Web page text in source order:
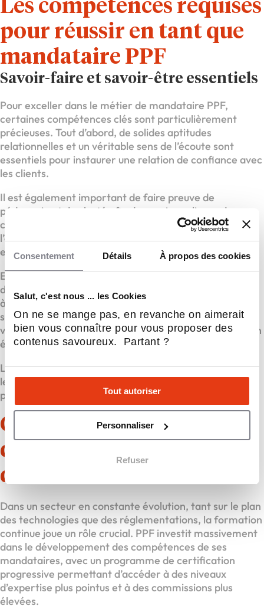
Consentement Détails À propos des cookies
Salut, c'est nous ... les Cookies
On ne se mange pas, en revanche on aimerait
bien vous connaître pour vous proposer des
contenus savoureux. Partant ?
Tout autoriser
Personnaliser
Refuser
Les compétences requises
pour réussir en tant que
mandataire PPF
Savoir-faire et savoir-être essentiels
Pour exceller dans le métier de mandataire PPF,
certaines compétences clés sont particulièrement
précieuses. Tout d’abord, de solides aptitudes
relationnelles et un véritable sens de l’écoute sont
essentiels pour instaurer une relation de confiance avec
les clients.
Il est également important de faire preuve de
pédagogie et de clarté afin de savoir expliquer des
concepts techniques parfois complexes. La rigueur et
l’organisation sont indispensables pour assurer un suivi
efficace des dossiers et garantir la satisfaction client.
En parallèle, les mandataires doivent faire preuve
d’autonomie, savoir prendre des initiatives et s’adapter
à un environnement en constante évolution. Enfin, une
sensibilité aux enjeux environnementaux constitue un
véritable atout dans un secteur tourné vers la transition
énergétique.
La persévérance constitue également un atout majeur,
les cycles de vente pouvant parfois s’étendre sur
plusieurs semaines avant la concrétisation d’un projet.
Construisez votre succès
dans un secteur porteur
de sens
Dans un secteur en constante évolution, tant sur le plan
des technologies que des réglementations, la formation
continue joue un rôle crucial. PPF investit massivement
dans le développement des compétences de ses
mandataires, avec un programme de certification
progressive permettant d’accéder à des niveaux
d’expertise plus pointus et à des commissions plus
élevées.